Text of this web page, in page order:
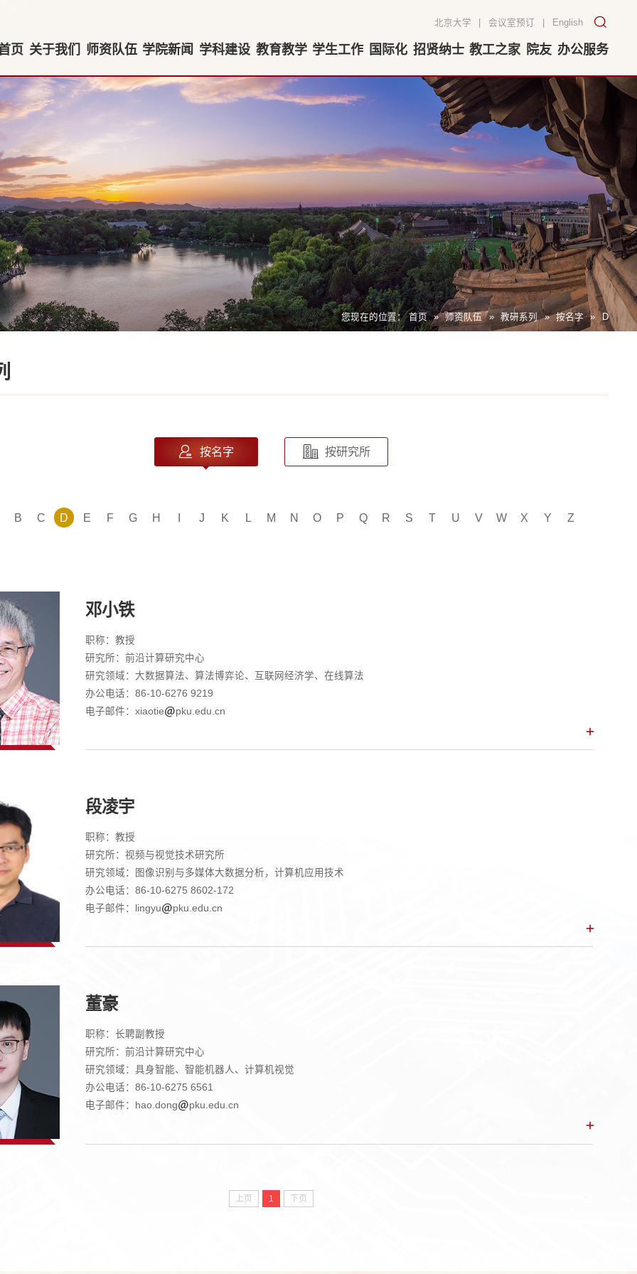
北京大学 会议室预订 English
页 关于我们 师资队伍 学院新闻 学科建设 教育教学 学生工作 国际化 招贤纳士 教工之家 院友 办公服务
您现在的位置：首页 » 师资队伍 » 教研系列 » 按名字 » D
按名字 按研究所
B C D E F G H J K L M N O P Q R S T U V W X Y Z
邓小铁
职称：教授
研究所：前沿计算研究中心
研究领域：大数据算法、算法博弈论、互联网经济学、在线算法
办公电话：86-10-6276 9219
电子邮件：xiaotie
pku.edu.cn
段凌宇
职称：教授
研究所：视频与视觉技术研究所
研究领域：图像识别与多媒体大数据分析，计算机应用技术
办公电话：86-10-6275 8602-172
电子邮件：lingyu
pku.edu.cn
董豪
职称：长聘副教授
研究所：前沿计算研究中心
研究领域：具身智能、智能机器人、计算机视觉
办公电话：86-10-6275 6561
电子邮件：hao.dong
pku.edu.cn
上页 1 下页